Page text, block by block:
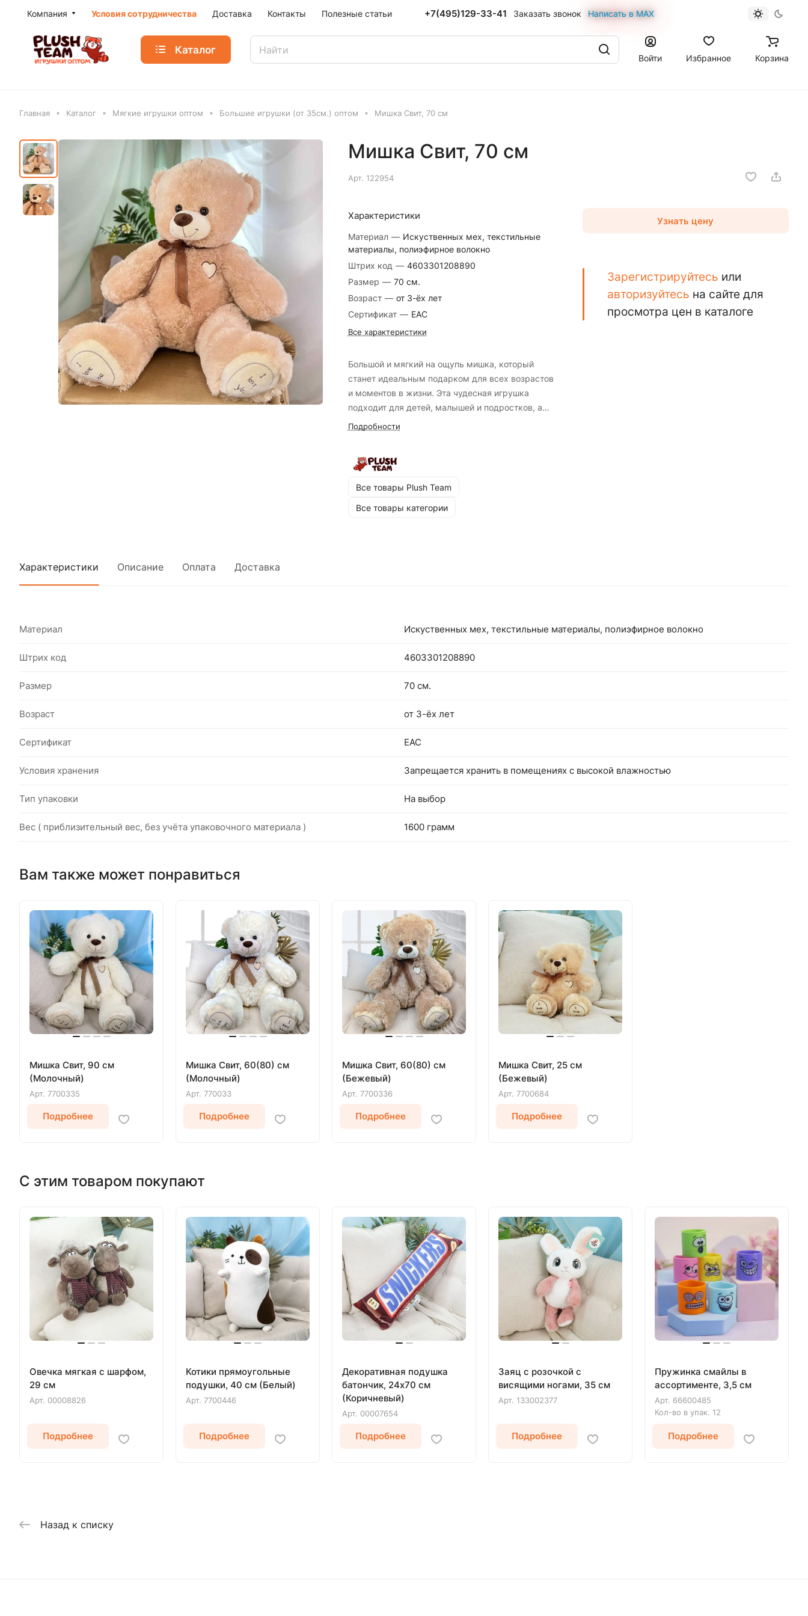
Компания Условия сотрудничества Доставка Контакты Полезные статьи +7(495)129-33-41 Заказать звонок Написать в MAX
Каталог
Войти Избранное Корзина
Главная Каталог Мягкие игрушки оптом Большие игрушки (от 35см.) оптом Мишка Свит, 70 см
Мишка Свит, 70 см
Арт. 122954
Характеристики
Материал — Искуственных мех, текстильные
материалы, полиэфирное волокно
Штрих код — 4603301208890
Размер — 70 см.
Возраст — от 3-ёх лет
Сертификат — EAC
Все характеристики
Большой и мягкий на ощупь мишка, который
станет идеальным подарком для всех возрастов
и моментов в жизни. Эта чудесная игрушка
подходит для детей, малышей и подростков, а
также является прекрасным выбором для
высококачественного искусственного меха,
антистрессовый эффект при прикосновении.
Мягкая игрушка - это жест заботы и любви,
Подробности
Все товары Plush Team
Все товары категории
Узнать цену
Зарегистрируйтесь или
авторизуйтесь на сайте для
просмотра цен в каталоге
Характеристики Описание Оплата Доставка
Материал Искуственных мех, текстильные материалы, полиэфирное волокно
Штрих код 4603301208890
Размер 70 см.
Возраст от 3-ёх лет
Сертификат EAC
Условия хранения Запрещается хранить в помещениях с высокой влажностью
Тип упаковки На выбор
Вес ( приблизительный вес, без учёта упаковочного материала ) 1600 грамм
Вам также может понравиться
Мишка Свит, 90 см
(Молочный)
Арт. 7700335
Подробнее
Мишка Свит, 60(80) см
(Молочный)
Арт. 770033
Подробнее
Мишка Свит, 60(80) см
(Бежевый)
Арт. 7700336
Подробнее
Мишка Свит, 25 см
(Бежевый)
Арт. 7700684
Подробнее
С этим товаром покупают
Овечка мягкая с шарфом,
29 см
Арт. 00008826
Подробнее
Котики прямоугольные
подушки, 40 см (Белый)
Арт. 7700446
Подробнее
Декоративная подушка
батончик, 24х70 см
(Коричневый)
Арт. 00007654
Подробнее
Заяц с розочкой с
висящими ногами, 35 см
Арт. 133002377
Подробнее
Пружинка смайлы в
ассортименте, 3,5 см
Арт. 66600485
Кол-во в упак. 12
Подробнее
Назад к списку